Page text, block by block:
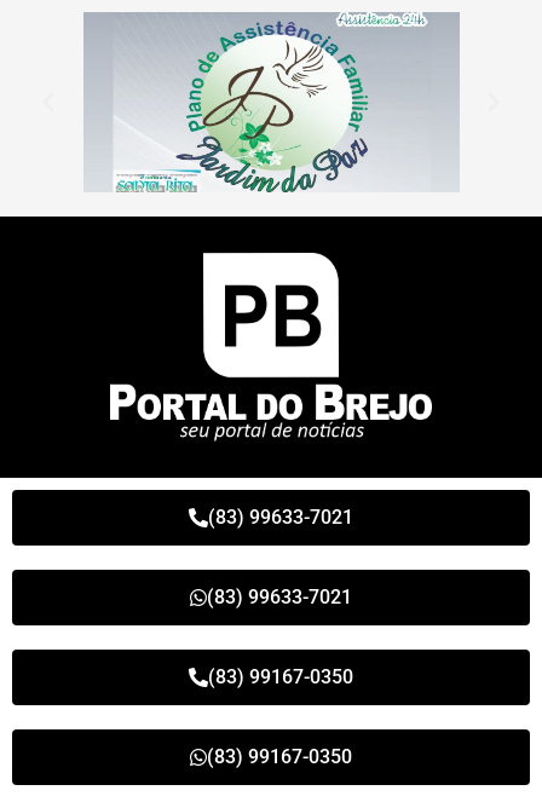
(83) 99633-7021
(83) 99633-7021
(83) 99167-0350
(83) 99167-0350